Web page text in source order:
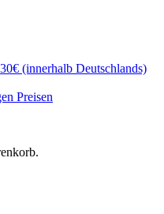
(innerhalb Deutschlands)
Preisen